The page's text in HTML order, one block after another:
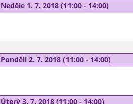
Neděle 1. 7. 2018 (11:00 - 14:00)
Pondělí 2. 7. 2018 (11:00 - 14:00)
Úterý 3. 7. 2018 (11:00 - 14:00)